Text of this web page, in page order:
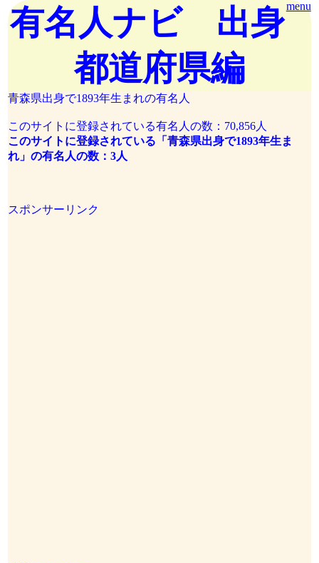
menu
有名人ナビ 出身
都道府県編
青森県出身で1893年生まれの有名人
このサイトに登録されている有名人の数：70,856人
このサイトに登録されている「青森県出身で1893年生ま
れ」の有名人の数：3人
スポンサーリンク